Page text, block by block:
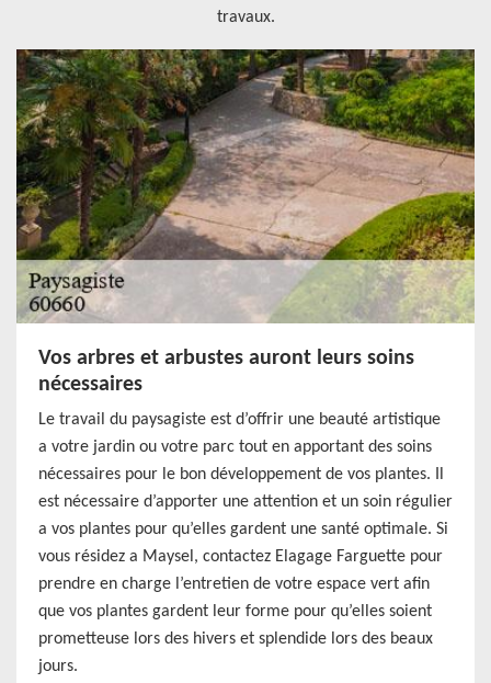
travaux.
Vos arbres et arbustes auront leurs soins
nécessaires
Le travail du paysagiste est d’offrir une beauté artistique
a votre jardin ou votre parc tout en apportant des soins
nécessaires pour le bon développement de vos plantes. Il
est nécessaire d’apporter une attention et un soin régulier
a vos plantes pour qu’elles gardent une santé optimale. Si
vous résidez a Maysel, contactez Elagage Farguette pour
prendre en charge l’entretien de votre espace vert afin
que vos plantes gardent leur forme pour qu’elles soient
prometteuse lors des hivers et splendide lors des beaux
jours.